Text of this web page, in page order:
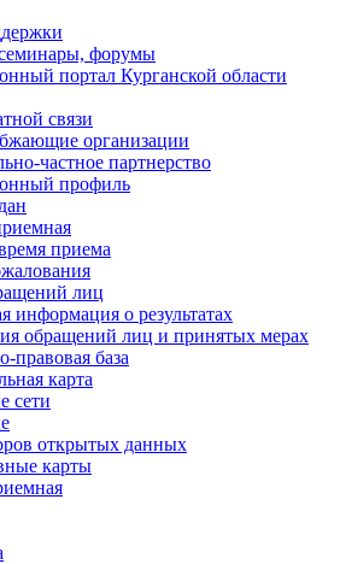
форумы
портал Курганской области
связи
организации
частное партнерство
профиль
приема
лиц
информация о результатах
обращений лиц и принятых мерах
правовая база
карта
сети
открытых данных
карты